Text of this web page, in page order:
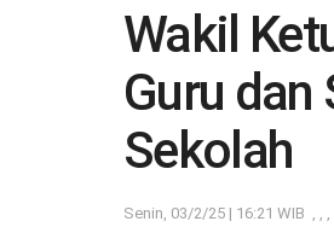
Wakil
Guru dan
Sekolah
Senin, 03/2/25 | 16:21 WIB